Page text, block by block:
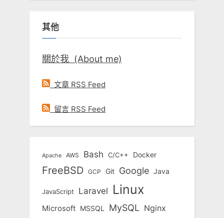
關
字:
其他
關於我 (About me)
文章 RSS Feed
留言 RSS Feed
Apache AWS Bash C/C++ Docker
FreeBSD GCP Git Google Java
JavaScript Laravel Linux
Microsoft MSSQL MySQL Nginx